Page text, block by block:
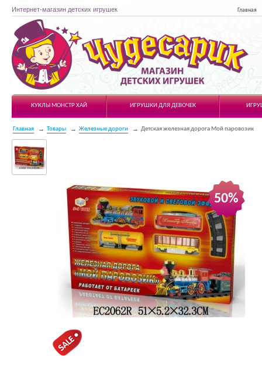
Интернет-магазин детских игрушек Главная
Чудесарик
КУКЛЫ МОНСТР ХАЙ
ИГРУШКИ ДЛЯ ДЕВОЧЕК
Главная Товары Железные дороги Детская железная дорога Мой паровозик
50%